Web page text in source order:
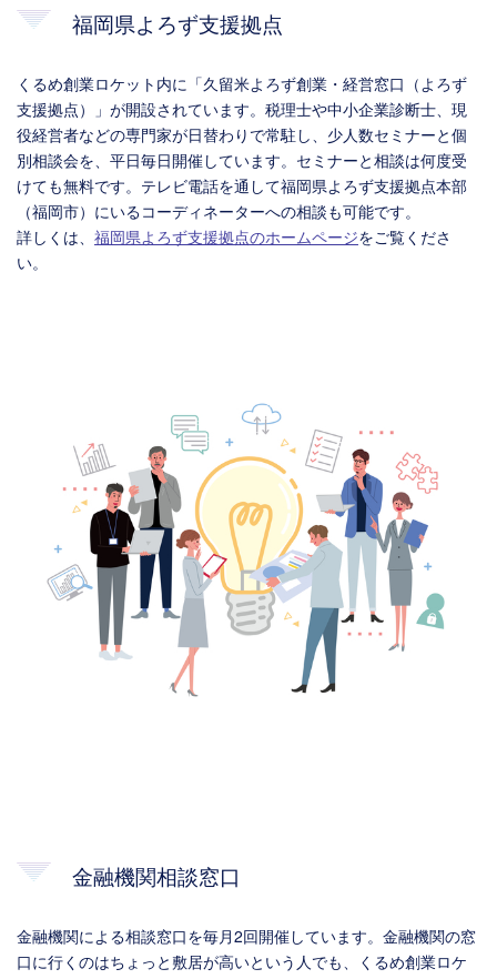
福岡県よろず支援拠点
くるめ創業ロケット内に「久留米よろず創業・経営窓口（よろず
支援拠点）」が開設されています。税理士や中小企業診断士、現
役経営者などの専門家が日替わりで常駐し、少人数セミナーと個
別相談会を、平日毎日開催しています。セミナーと相談は何度受
けても無料です。テレビ電話を通して福岡県よろず支援拠点本部
（福岡市）にいるコーディネーターへの相談も可能です。
詳しくは、 福岡県よろず支援拠点のホームページをご覧くださ
い。
金融機関相談窓口
金融機関による相談窓口を毎月2回開催しています。金融機関の窓
口に行くのはちょっと敷居が高いという人でも、くるめ創業ロケ